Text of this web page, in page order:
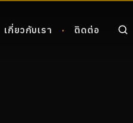
เกี่ยวกับเรา ติดต่อ